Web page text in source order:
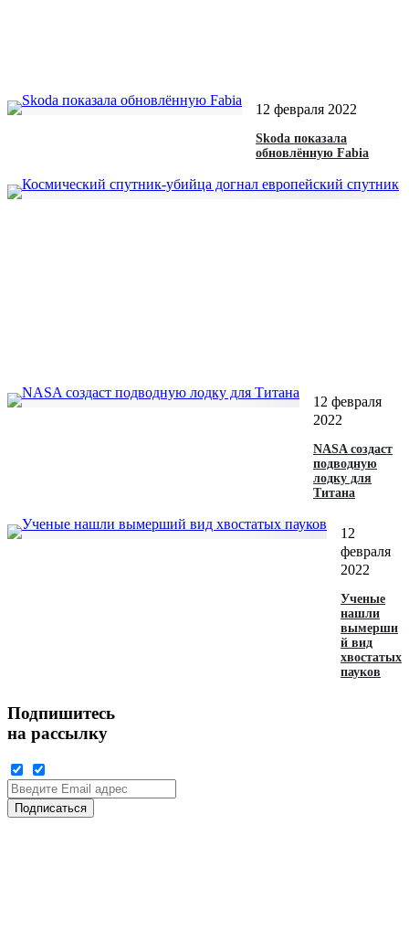
12 февраля 2022
Skoda показала
обновлённую Fabia
12 февраля
2022
NASA создаст
подводную
лодку для
Титана
12
февраля
2022
Ученые
нашли
вымерши
й вид
хвостатых
пауков‍
Подпишитесь
на рассылку